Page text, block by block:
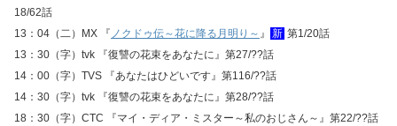
18/62話
13：04（二）MX 『 ノクドゥ伝～花に降る月明り～ 』 新 第1/20話
13：30（字）tvk 『復讐の花束をあなたに』第27/??話
14：00（字）TVS 『あなたはひどいです』第116/??話
14：30（字）tvk 『復讐の花束をあなたに』第28/??話
18：30（字）CTC 『マイ・ディア・ミスター～私のおじさん～』第22/??話